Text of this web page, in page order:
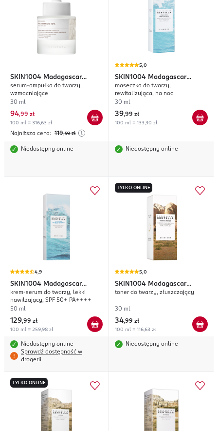
SKIN1004 Madagascar
Centella Niacinamide 10
serum-ampułka do twarzy,
wzmacniające
30 ml
94,99 zł
100 ml = 316,63 zł
Najniższa cena: 119,99 zł
Niedostępny online
5,0
SKIN1004 Madagascar
Centella Hyalu-Cica
maseczka do twarzy,
rewitalizująca, na noc
30 ml
39,99 zł
100 ml = 133,30 zł
Niedostępny online
4,9
SKIN1004 Madagascar
Centella Hyalu-Cica
krem-serum do twarzy, lekki
nawilżający, SPF 50+ PA++++
50 ml
129,99 zł
100 ml = 259,98 zł
Niedostępny online
Sprawdź dostępność w
drogerii
TYLKO ONLINE
5,0
SKIN1004 Madagascar
Centella
toner do twarzy, złuszczający
30 ml
34,99 zł
100 ml = 116,63 zł
Niedostępny online
TYLKO ONLINE